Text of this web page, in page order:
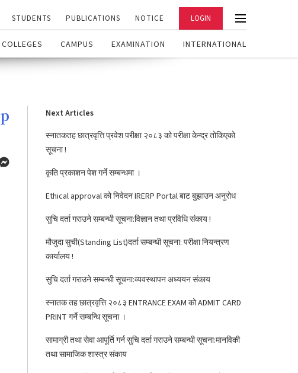
STUDENTS PUBLICATIONS NOTICE LOGIN
COLLEGES CAMPUS EXAMINATION INTERNATIONAL
Next Articles
स्नातकतह छात्रवृत्ति प्रवेश परीक्षा २०८३ को परीक्षा केन्द्र तोकिएको
सूचना !
कृति प्रकाशन पेश गर्ने सम्बन्धमा ।
Ethical approval को निवेदन IRERP Portal बाट बुझाउन अनुरोध
सुचि दर्ता गराउने सम्बन्धी सूचना:विज्ञान तथा प्रविधि संकाय !
मौजुदा सुची(Standing List)दर्ता सम्बन्धी सूचना: परीक्षा नियन्त्रण
कार्यालय !
सुचि दर्ता गराउने सम्बन्धी सूचना:व्यवस्थापन अध्ययन संकाय
स्नातक तह छात्रवृत्ति २०८३ ENTRANCE EXAM को ADMIT CARD
PRINT गर्ने सम्बन्धि सूचना ।
सामाग्री तथा सेवा आपूर्ति गर्न सुचि दर्ता गराउने सम्बन्धी सूचना:मानविकी
तथा सामाजिक शास्त्र संकाय